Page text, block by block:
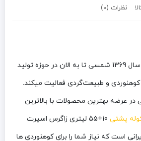
نظرات (0)
شرکت زاگرس اسپرت از سال 1369 شمسی تا به الان در حوزه تولید
و طبیعت‌گردی فعالیت میکند.
عرضه بهترین محصولات با بالاترین
پشتی
10+55 لیتری زاگرس اسپرت
است که نیاز شما را برای کوهنوردی ها